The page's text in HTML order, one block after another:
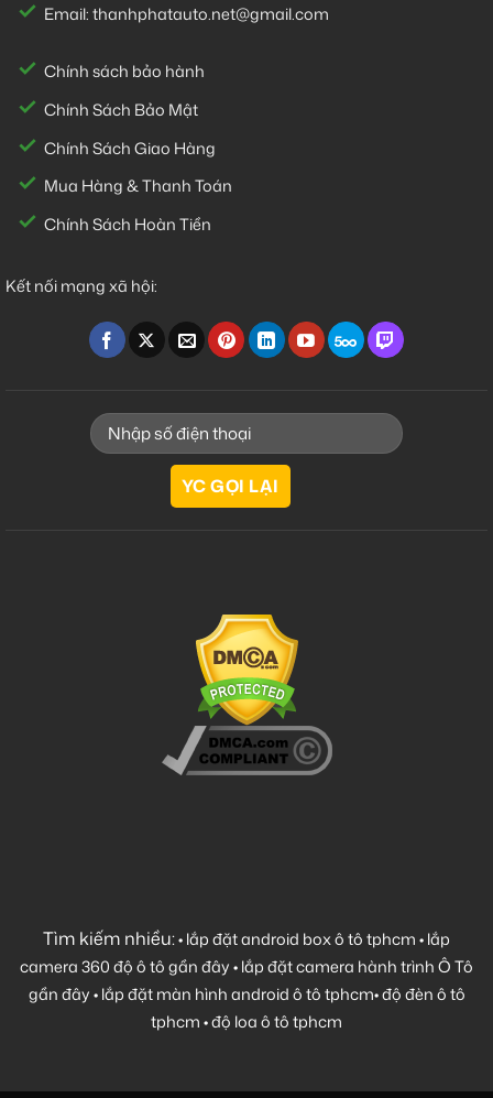
Email:thanhphatauto.net@gmail.com
Chính sách bảo hành
Chính Sách Bảo Mật
Chính Sách Giao Hàng
Mua Hàng & Thanh Toán
Chính Sách Hoàn Tiền
Kết nối mạng xã hội:
Tìm kiếm nhiều:•lắp đặt android box ô tô tphcm•lắp
camera 360 độ ô tô gần đây•lắp đặt camera hành trình Ô Tô
gần đây•lắp đặt màn hình android ô tô tphcm•độ đèn ô tô
tphcm•độ loa ô tô tphcm